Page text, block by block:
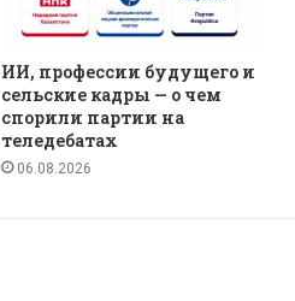
ИИ, профессии будущего и
сельские кадры — о чем
спорили партии на
теледебатах
06.08.2026